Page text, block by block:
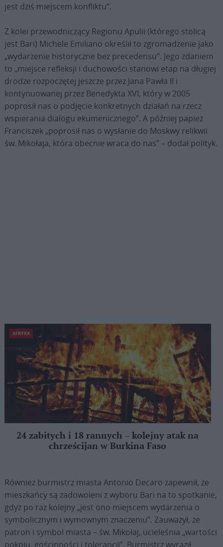
jest dziś miejscem konfliktu”.
Z kolei przewodniczący Regionu Apulii (którego stolicą
jest Bari) Michele Emiliano określił to zgromadzenie jako
„wydarzenie historyczne bez precedensu”. Jego zdaniem
to „miejsce refleksji i duchowości stanowi etap na długiej
drodze rozpoczętej jeszcze przez Jana Pawła II i
kontynuowanej przez Benedykta XVI, który w 2005
poprosił nas o podjęcie konkretnych działań na rzecz
wspierania dialogu ekumenicznego”. A później papież
Franciszek „poprosił nas o wysłanie do Moskwy relikwii
św. Mikołaja, która obecnie wraca do nas” – dodał polityk.
AFRYKA
24 zabitych i 18 rannych – kolejny atak na
chrześcijan w Burkina Faso
Również burmistrz miasta Antonio Decaro zapewnił, że
mieszkańcy są zadowoleni z wyboru Bari na to spotkanie,
gdyż po raz kolejny „jest ono miejscem wydarzenia o
symbolicznym i wymownym znaczeniu”. Zauważył, że
patron i symbol miasta – św. Mikołaj, ucieleśnia „wartości
pokoju, gościnności i tolerancji”. Burmistrz wyraził